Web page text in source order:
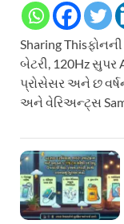
Sharing
બેટરી, 120Hz સુપર
પ્રોસેસર અને છ
અને વેરિઅન્ટ્સ